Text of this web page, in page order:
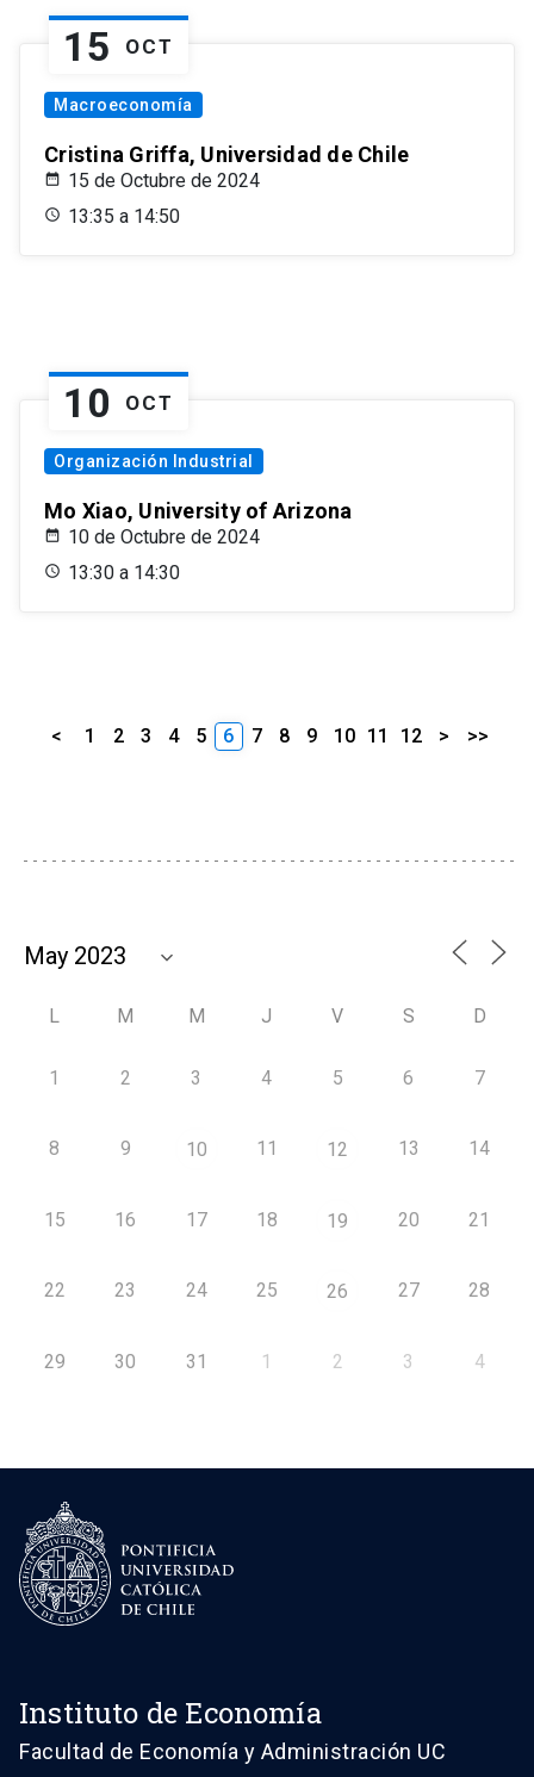
15 OCT
Macroeconomía
Cristina Griffa, Universidad de Chile
15 de Octubre de 2024
13:35 a 14:50
10 OCT
Organización Industrial
Mo Xiao, University of Arizona
10 de Octubre de 2024
13:30 a 14:30
< 1 2 3 4 5 6 7 8 9 10 11 12 > >>
L M M J V S D
1 2 3 4 5 6 7
8 9 10 11 12 13 14
15 16 17 18 19 20 21
22 23 24 25 26 27 28
29 30 31 1 2 3 4
Instituto de Economía
Facultad de Economía y Administración UC